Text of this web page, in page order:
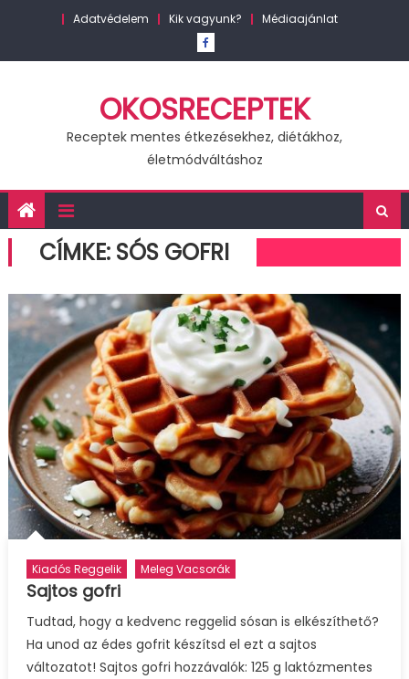
Adatvédelem Kik vagyunk? Médiaajánlat
OKOSRECEPTEK
Receptek mentes étkezésekhez, diétákhoz,
életmódváltáshoz
CÍMKE: SÓS GOFRI
Kiadós Reggelik Meleg Vacsorák
Sajtos gofri
Tudtad, hogy a kedvenc reggelid sósan is elkészíthető?
Ha unod az édes gofrit készítsd el ezt a sajtos
változatot! Sajtos gofri hozzávalók: 125 g laktózmentes